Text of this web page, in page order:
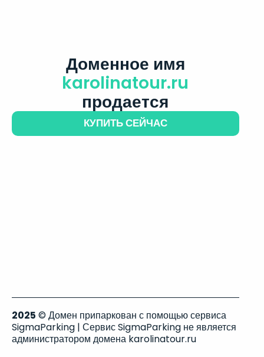
Доменное имя
karolinatour.ru
продается
КУПИТЬ СЕЙЧАС
2025 © Домен припаркован с помощью сервиса
SigmaParking | Сервис SigmaParking не является
администратором домена karolinatour.ru